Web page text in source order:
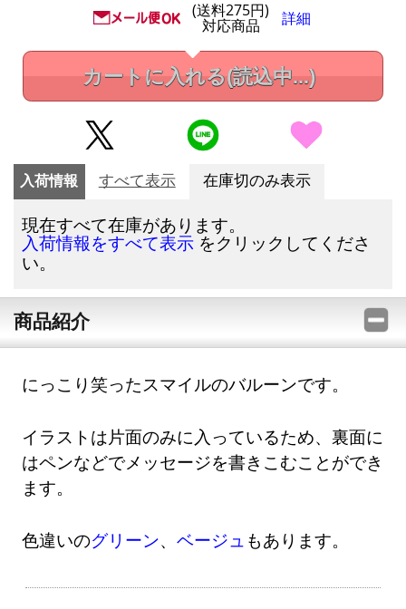
(送料275円)
対応商品 詳細
カートに入れる(読込中...)
入荷情報 すべて表示 在庫切のみ表示
現在すべて在庫があります。
入荷情報をすべて表示 をクリックしてくださ
い。
商品紹介
にっこり笑ったスマイルのバルーンです。
イラストは片面のみに入っているため、裏面に
はペンなどでメッセージを書きこむことができ
ます。
色違いのグリーン、ベージュ もあります。